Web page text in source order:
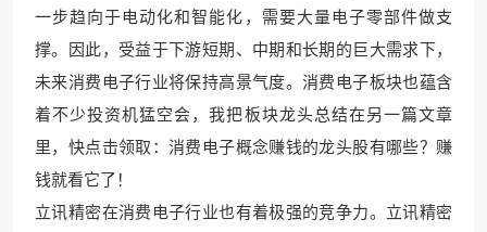
一步趋向于电动化和智能化，需要大量电子零部件做支
撑。因此，受益于下游短期、中期和长期的巨大需求下，
未来消费电子行业将保持高景气度。消费电子板块也蕴含
着不少投资机猛空会，我把板块龙头总结在另一篇文章
里，快点击领取：消费电子概念赚钱的龙头股有哪些？赚
钱就看它了！
立讯精密在消费电子行业也有着极强的竞争力。立讯精密